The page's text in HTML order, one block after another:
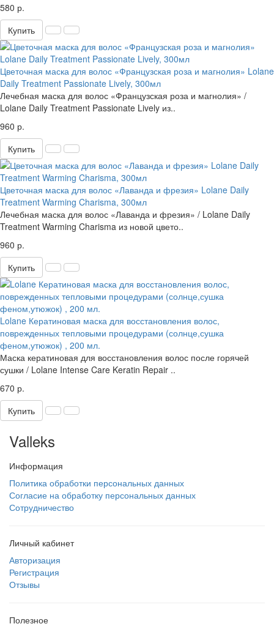
580 р.
Купить
Цветочная маска для волос «Французская роза и магнолия» Lolane
Daily Treatment Passionate Lively, 300мл
Лечебная маска для волос «Французская роза и магнолия» /
Lolane Daily Treatment Passionate Lively из..
960 р.
Купить
Цветочная маска для волос «Лаванда и фрезия» Lolane Daily
Treatment Warming Charisma, 300мл
Лечебная маска для волос «Лаванда и фрезия» / Lolane Daily
Treatment Warming Charisma из новой цвето..
960 р.
Купить
Lolane Кератиновая маска для восстановления волос,
поврежденных тепловыми процедурами (солнце,сушка
феном,утюжок) , 200 мл.
Маска кератиновая для восстановления волос после горячей
сушки / Lolane Intense Care Keratin Repair ..
670 р.
Купить
Valleks
Информация
Политика обработки персональных данных
Согласие на обработку персональных данных
Сотрудничество
Личный кабинет
Авторизация
Регистрация
Отзывы
Полезное